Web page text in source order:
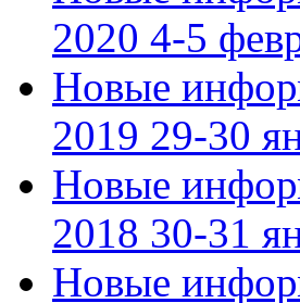
2020 4-5
Новые
2019 29-30
Новые
2018 30-31
Новые